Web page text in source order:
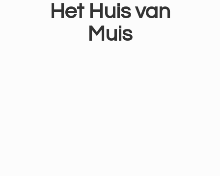
Het Huisvan
Muis